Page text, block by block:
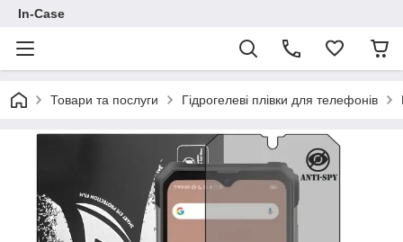
In-Case
Товари та послуги Гідрогелеві плівки для телефонів